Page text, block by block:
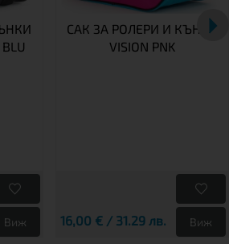
Виж
САК ЗА РОЛЕРИ И КЪНКИ
VISION PNK
16,00 € / 31.29 лв. Виж